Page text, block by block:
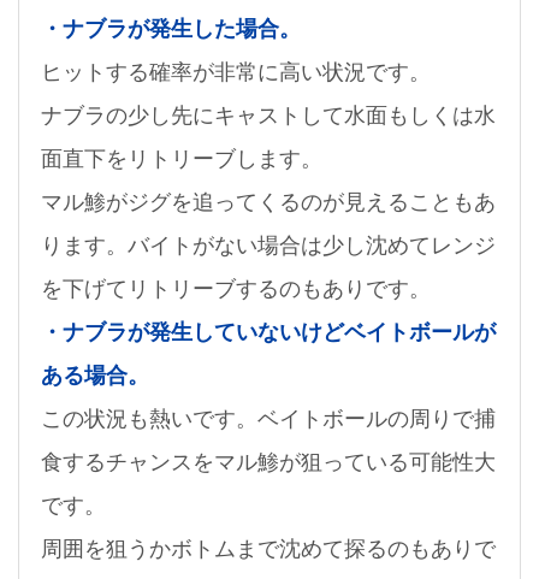
・ナブラが発生した場合。
ヒットする確率が非常に高い状況です。
ナブラの少し先にキャストして水面もしくは水
面直下をリトリーブします。
マル鯵がジグを追ってくるのが見えることもあ
ります。バイトがない場合は少し沈めてレンジ
を下げてリトリーブするのもありです。
・ナブラが発生していないけどベイトボールが
ある場合。
この状況も熱いです。ベイトボールの周りで捕
食するチャンスをマル鯵が狙っている可能性大
です。
周囲を狙うかボトムまで沈めて探るのもありで